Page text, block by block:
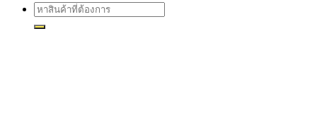
Search
for: